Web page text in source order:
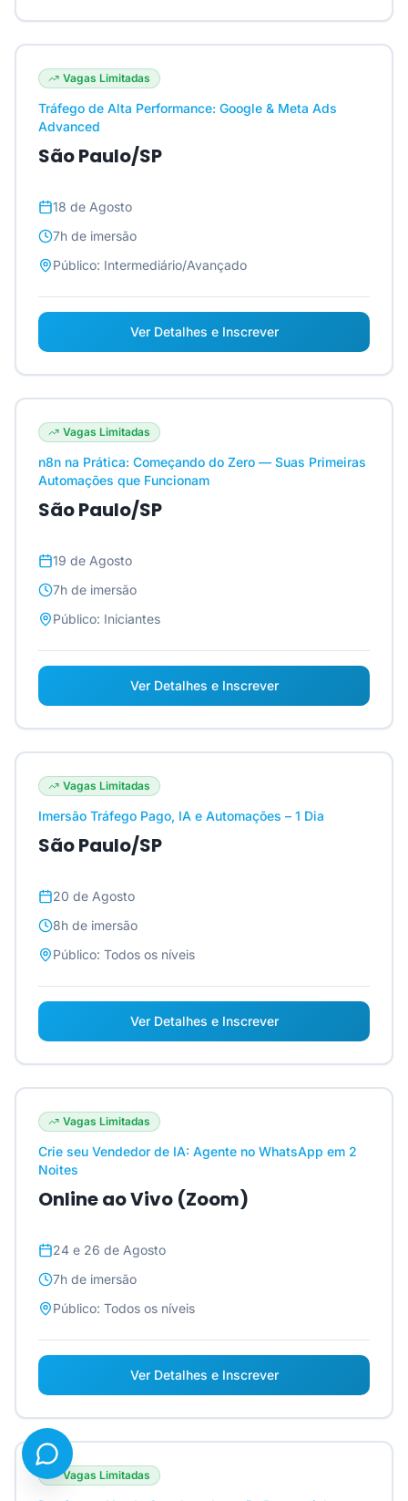
Vagas Limitadas
Tráfego de Alta Performance: Google & Meta Ads
Advanced
São Paulo/SP
18 de Agosto
7h de imersão
Público: Intermediário/Avançado
Ver Detalhes e Inscrever
Vagas Limitadas
n8n na Prática: Começando do Zero — Suas Primeiras
Automações que Funcionam
São Paulo/SP
19 de Agosto
7h de imersão
Público: Iniciantes
Ver Detalhes e Inscrever
Vagas Limitadas
Imersão Tráfego Pago, IA e Automações – 1 Dia
São Paulo/SP
20 de Agosto
8h de imersão
Público: Todos os níveis
Ver Detalhes e Inscrever
Vagas Limitadas
Crie seu Vendedor de IA: Agente no WhatsApp em 2
Noites
Online ao Vivo (Zoom)
24 e 26 de Agosto
7h de imersão
Público: Todos os níveis
Ver Detalhes e Inscrever
Vagas Limitadas